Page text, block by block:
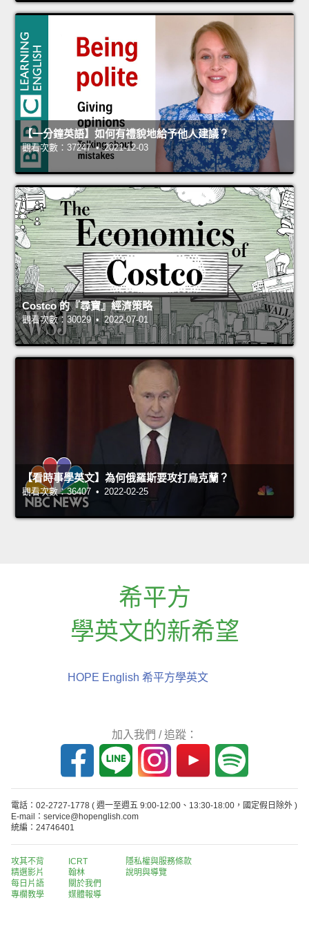
【一分鐘英語】如何有禮貌地給予他人建議？
觀看次數：37247 • 2021-12-03
Costco 的『尋寶』經濟策略
觀看次數：30029 • 2022-07-01
【看時事學英文】為何俄羅斯要攻打烏克蘭？
觀看次數：36407 • 2022-02-25
希平方
學英文的新希望
HOPE English 希平方學英文
加入我們 / 追蹤：
電話：02-2727-1778 ( 週一至週五 9:00-12:00、13:30-18:00，國定假日除外 )
E-mail：service@hopenglish.com
統編：24746401
攻其不背
精選影片
每日片語
專欄教學
ICRT
翰林
關於我們
媒體報導
隱私權與服務條款
說明與導覽